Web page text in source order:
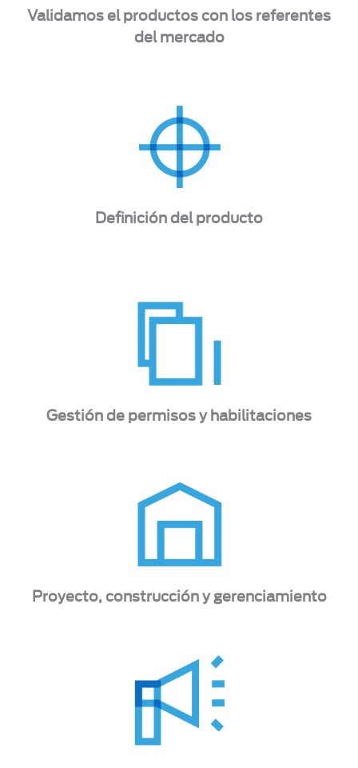
Validamos el productos con los referentes
del mercado
Definición del producto
Gestión de permisos y habilitaciones
Proyecto, construcción y gerenciamiento